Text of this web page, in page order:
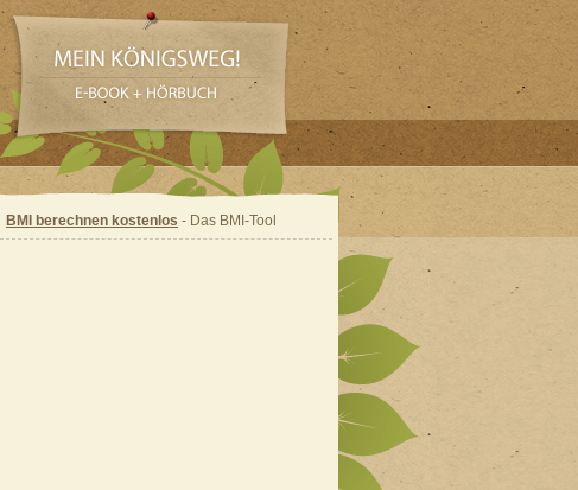
BMI berechnen kostenlos - Das BMI-Tool